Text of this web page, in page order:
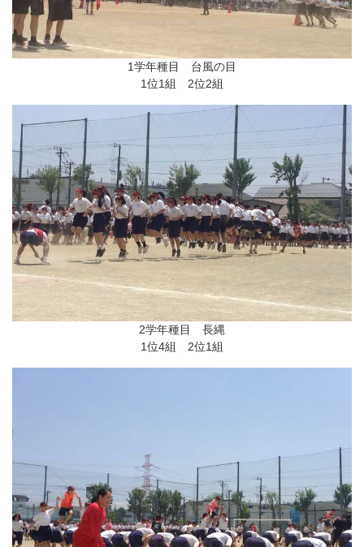
1学年種目 台風の目
1位1組 2位2組
2学年種目 長縄
1位4組 2位1組